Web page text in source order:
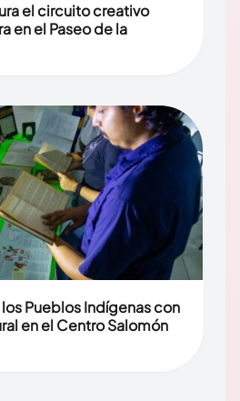
el circuito creativo
en el Paseo de la
Pueblos Indígenas con
en el Centro Salomón